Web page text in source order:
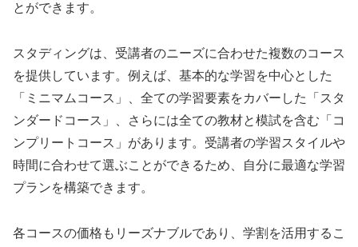
とができます。
スタディングは、受講者のニーズに合わせた複数のコース
を提供しています。例えば、基本的な学習を中心とした
「ミニマムコース」、全ての学習要素をカバーした「スタ
ンダードコース」、さらには全ての教材と模試を含む「コ
ンプリートコース」があります。受講者の学習スタイルや
時間に合わせて選ぶことができるため、自分に最適な学習
プランを構築できます。
各コースの価格もリーズナブルであり、学割を活用するこ